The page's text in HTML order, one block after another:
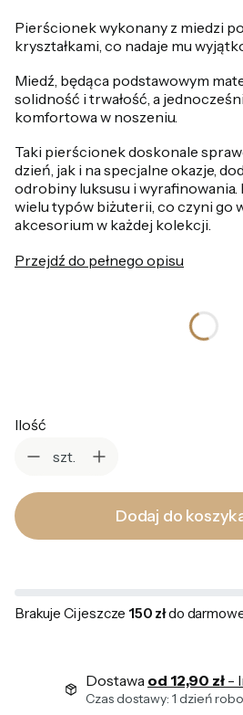
Pierścionek wykonany z miedzi
kryształkami, co nadaje mu
Miedź, będąca podstawowym
solidność i trwałość, a
komfortowa w noszeniu.
Taki pierścionek doskonale
dzień, jak i na specjalne okazje,
odrobiny luksusu i wyrafinowania.
wielu typów biżuterii, co czyni go
akcesorium w każdej kolekcji.
Przejdź do pełnego opisu
Ilość
szt.
Dodaj do
Brakuje Ci jeszcze 150 złdo
Dostawa od 12,90 zł -
Czas dostawy: 1 dzień